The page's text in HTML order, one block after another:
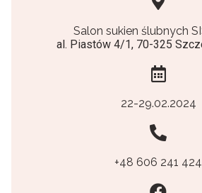
Salon sukien ślubnych
al. Piastów 4/1, 70-325
22-29.02.2024
+48 606 241 424